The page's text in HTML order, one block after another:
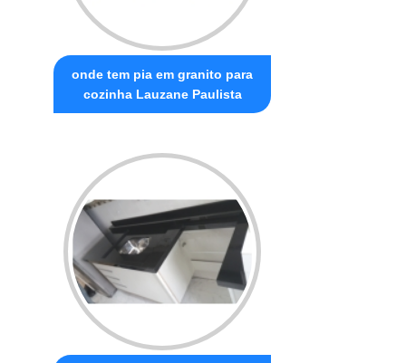
onde tem pia em granito para
cozinha Lauzane Paulista